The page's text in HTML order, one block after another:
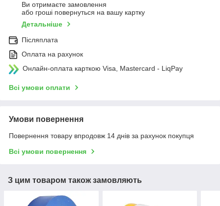
Ви отримаєте замовлення
або гроші повернуться на вашу картку
Детальніше
Післяплата
Оплата на рахунок
Онлайн-оплата карткою Visa, Mastercard - LiqPay
Всі умови оплати
Умови повернення
Повернення товару впродовж 14 днів за рахунок покупця
Всі умови повернення
З цим товаром також замовляють